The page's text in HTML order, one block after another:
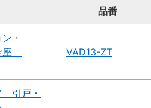
品番
・
座
VAD13-ZT
引戸・